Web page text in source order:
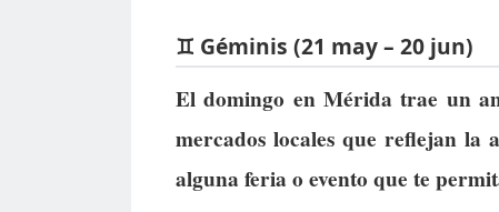
♊ Géminis (21 may – 20 jun)
El domingo en Mérida trae un
mercados locales que reflejan
alguna feria o evento que te